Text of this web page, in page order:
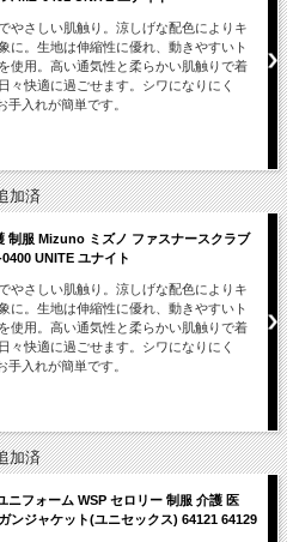
やさしい肌触り。涼しげな配色によりキ
に。生地は伸縮性に優れ、動きやすいト
使用。高い通気性と柔らかい肌触りで着
々快適に過ごせます。シワになりにく
手入れが簡単です。
加済
制服 Mizuno ミズノ ファスナースクラブ
UNITE ユナイト
やさしい肌触り。涼しげな配色によりキ
に。生地は伸縮性に優れ、動きやすいト
使用。高い通気性と柔らかい肌触りで着
々快適に過ごせます。シワになりにく
手入れが簡単です。
加済
フォーム WSP セロリー 制服 介護 医
ジャケット(ユニセックス) 64121 64129